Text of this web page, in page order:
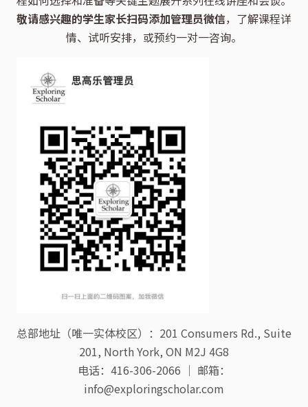
敬请感兴趣的学生家长扫码添加管理员微信，了解课程详
情、试听安排，或预约一对一咨询。
总部地址（唯一实体校区）：201 Consumers Rd., Suite
201, North York, ON M2J 4G8
电话：416-306-2066 ｜ 邮箱：
info@exploringscholar.com